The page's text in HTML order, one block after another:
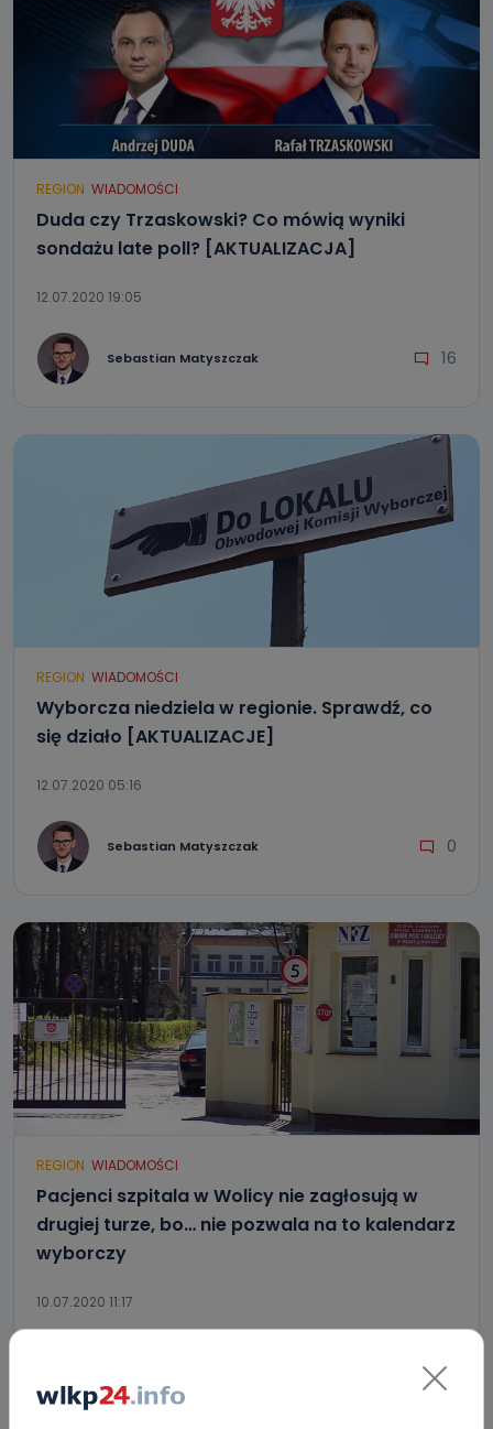
REGION WIADOMOŚCI
Duda czy Trzaskowski? Co mówią wyniki
sondażu late poll? [AKTUALIZACJA]
12.07.2020 19:05
Sebastian Matyszczak 16
REGION WIADOMOŚCI
Wyborcza niedziela w regionie. Sprawdź, co
się działo [AKTUALIZACJE]
12.07.2020 05:16
Sebastian Matyszczak 0
REGION WIADOMOŚCI
Pacjenci szpitala w Wolicy nie zagłosują w
drugiej turze, bo… nie pozwala na to kalendarz
wyborczy
10.07.2020 11:17